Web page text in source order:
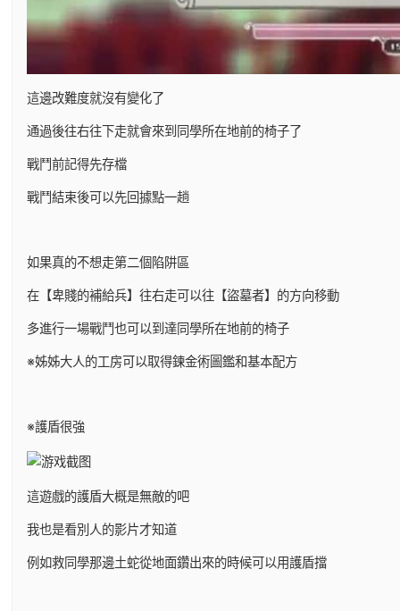
這邊改難度就沒有變化了
通過後往右往下走就會來到同學所在地前的椅子了
戰鬥前記得先存檔
戰鬥結束後可以先回據點一趟
如果真的不想走第二個陷阱區
在【卑賤的補給兵】往右走可以往【盜墓者】的方向移動
多進行一場戰鬥也可以到達同學所在地前的椅子
※姊姊大人的工房可以取得鍊金術圖鑑和基本配方
※護盾很強
這遊戲的護盾大概是無敵的吧
我也是看別人的影片才知道
例如救同學那邊土蛇從地面鑽出來的時候可以用護盾擋